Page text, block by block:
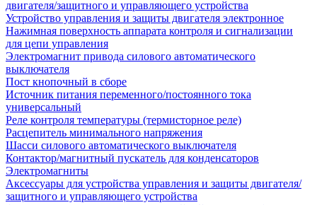
двигателя/защитного и управляющего устройства
Устройство управления и защиты двигателя электронное
Нажимная поверхность аппарата контроля и сигнализации
для цепи управления
Электромагнит привода силового автоматического
выключателя
Пост кнопочный в сборе
Источник питания переменного/постоянного тока
универсальный
Реле контроля температуры (термисторное реле)
Расцепитель минимального напряжения
Шасси силового автоматического выключателя
Контактор/магнитный пускатель для конденсаторов
Электромагниты
Аксессуары для устройства управления и защиты двигателя/
защитного и управляющего устройства